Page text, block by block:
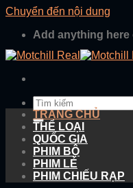
Chuyển đến nội dung
Add anything here
TRANG CHỦ
THỂ LOẠI
QUỐC GIA
PHIM BỘ
PHIM LẺ
PHIM CHIẾU RẠP